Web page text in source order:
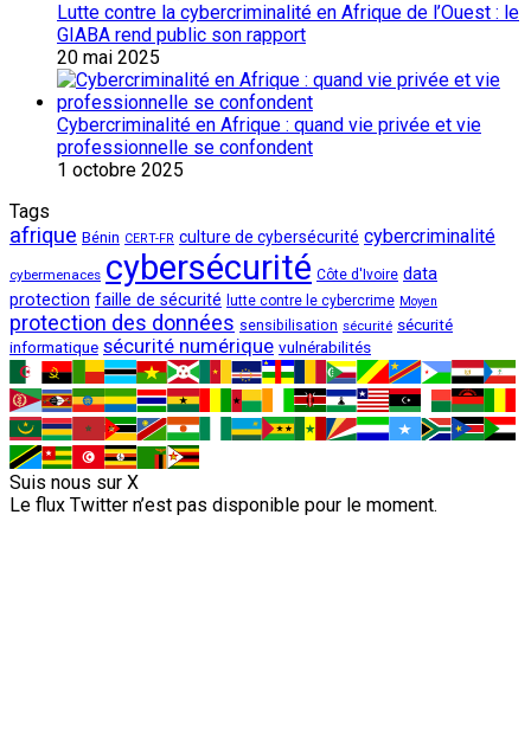
Lutte contre la cybercriminalité en Afrique de l’Ouest : le
GIABA rend public son rapport
20 mai 2025
Cybercriminalité en Afrique : quand vie privée et vie
professionnelle se confondent
1 octobre 2025
Tags
afrique Bénin CERT-FR culture de cybersécurité cybercriminalité
cybermenaces cybersécurité Côte d'Ivoire data
protection faille de sécurité lutte contre le cybercrime Moyen
protection des données sensibilisation sécurité sécurité
informatique sécurité numérique vulnérabilités
Suis nous sur X
Le flux Twitter n’est pas disponible pour le moment.